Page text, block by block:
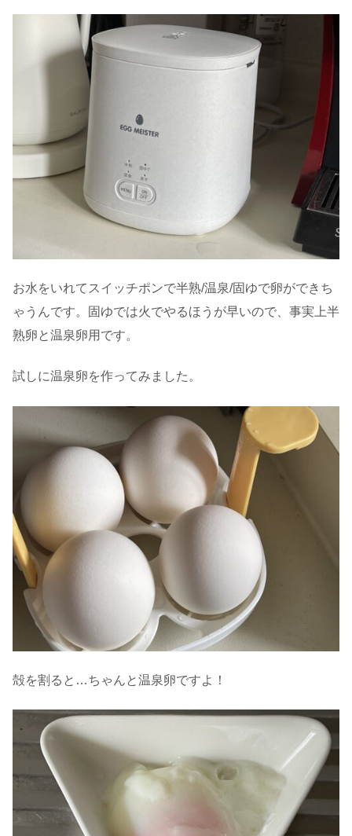
お水をいれてスイッチポンで半熟/温泉/固ゆで卵ができち
ゃうんです。固ゆでは火でやるほうが早いので、事実上半
熟卵と温泉卵用です。
試しに温泉卵を作ってみました。
殻を割ると…ちゃんと温泉卵ですよ！